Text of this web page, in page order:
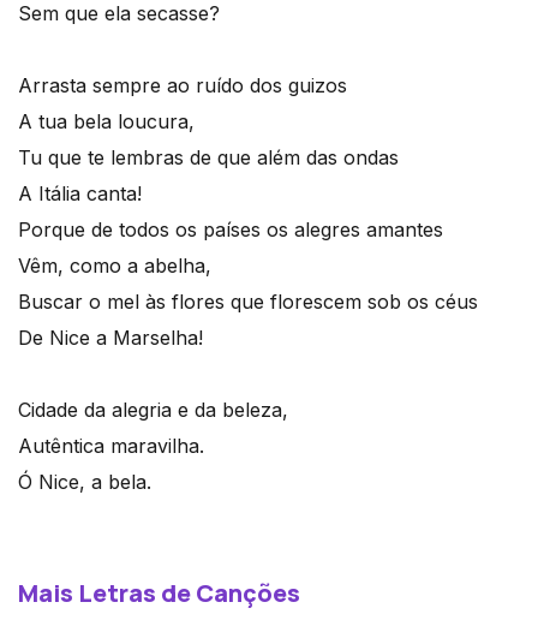
Sem que ela secasse?
Arrasta sempre ao ruído dos guizos
A tua bela loucura,
Tu que te lembras de que além das ondas
A Itália canta!
Porque de todos os países os alegres amantes
Vêm, como a abelha,
Buscar o mel às flores que florescem sob os céus
De Nice a Marselha!
Cidade da alegria e da beleza,
Autêntica maravilha.
Ó Nice, a bela.
Mais Letras de Canções